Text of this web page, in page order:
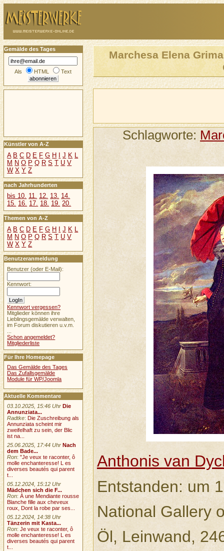
Marchesa Elena
Schlagworte:
Anthonis van
Entstanden: um
National Gallery
Öl, Leinwand,
Gemälde des Tages
Als HTML Text
Künstler von A-Z
A B C D E F G H J K L
M N O P Q R S T U V
W X Y Z
nach Jahrhunderten
bis 10. 11. 12. 13. 14.
15. 16. 17. 18. 19. 20.
Themen von A-Z
A B C D E F G H I J K L
M N O P Q R S T U V
W X Y Z
Benutzeranmeldung
Benutzer (oder E-Mail):
Kennwort:
Kennwort vergessen?
Mitglieder können ihre
Lieblingsgemälde verwalten,
im Forum diskutieren u.v.m.
Schon angemeldet?
Mitgliederliste
Für Ihre Homepage
Das Gemälde des Tages
Das Zufallsgemälde
Module für WP/Joomla
Aktuelle Kommentare
03.10.2025, 15:46 Uhr Die
Annunziata...
Radtke: Die Zuschreibung als
Annunziata scheint mir
zweifelhaft zu sein, der Blic
ist na...
25.06.2025, 17:44 Uhr Nach
dem Bade...
Ron:"Je veux te raconter, ô
molle enchanteresse! L es
diverses beautés qui parent
t...
05.12.2024, 15:12 Uhr
Mädchen sich die F...
Ron:À une Mendiante rousse
Blanche fille aux cheveux
roux, Dont la robe par ses...
05.12.2024, 14:38 Uhr
Tänzerin mit Kasta...
Ron:Je veux te raconter, ô
molle enchanteresse! L es
diverses beautés qui parent
t...